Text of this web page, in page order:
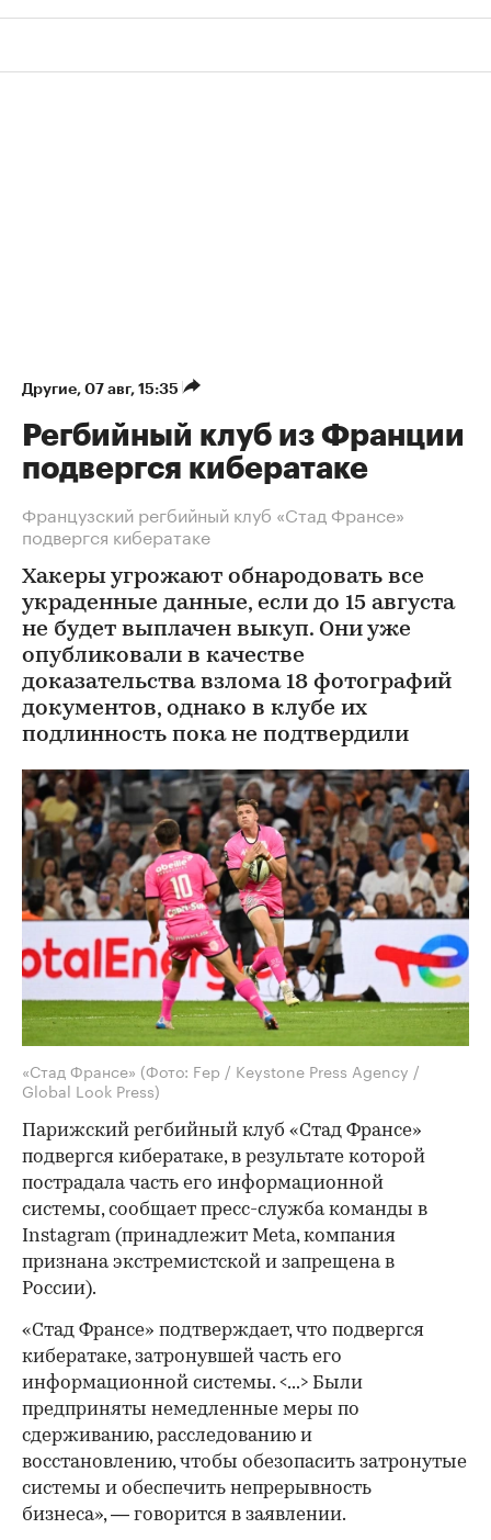
Другие⁠, 07 авг, 15:35
Регбийный клуб из Франции
подвергся кибератаке
Французский регбийный клуб «Стад Франсе»
подвергся кибератаке
Хакеры угрожают обнародовать все
украденные данные, если до 15 августа
не будет выплачен выкуп. Они уже
опубликовали в качестве
доказательства взлома 18 фотографий
документов, однако в клубе их
подлинность пока не подтвердили
«Стад Франсе» (Фото: Fep / Keystone Press Agency /
Global Look Press)
Парижский регбийный клуб «Стад Франсе»
подвергся кибератаке, в результате которой
пострадала часть его информационной
системы, сообщает пресс-служба команды в
Instagram (принадлежит Meta, компания
признана экстремистской и запрещена в
России).
«Стад Франсе» подтверждает, что подвергся
кибератаке, затронувшей часть его
информационной системы. <...> Были
предприняты немедленные меры по
сдерживанию, расследованию и
восстановлению, чтобы обезопасить затронутые
системы и обеспечить непрерывность
бизнеса», — говорится в заявлении.